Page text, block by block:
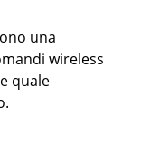
una
wireless
quale